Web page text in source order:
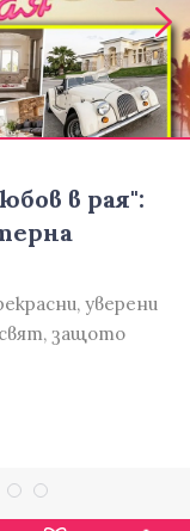
в рая":
уверени
свят, защото